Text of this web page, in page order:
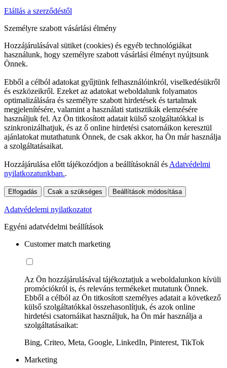
Elállás a szerződéstől
Személyre szabott vásárlási élmény
Hozzájárulásával sütiket (cookies) és egyéb technológiákat
használunk, hogy személyre szabott vásárlási élményt nyújtsunk
Önnek.
Ebből a célból adatokat gyűjtünk felhasználóinkról, viselkedésükről
és eszközeikről. Ezeket az adatokat weboldalunk folyamatos
optimalizálására és személyre szabott hirdetések és tartalmak
megjelenítésére, valamint a használati statisztikák elemzésére
használjuk fel. Az Ön titkosított adatait külső szolgáltatókkal is
szinkronizálhatjuk, és az ő online hirdetési csatornáikon keresztül
ajánlatokat mutathatunk Önnek, de csak akkor, ha Ön már használja
a szolgáltatásaikat.
Hozzájárulása előtt tájékozódjon a beállításoknál és Adatvédelmi
nyilatkozatunkban..
Elfogadás Csak a szükséges Beállítások módosítása
Adatvédelemi nyilatkozatot
Egyéni adatvédelmi beállítások
Customer match marketing
Az Ön hozzájárulásával tájékoztatjuk a weboldalunkon kívüli
promóciókról is, és releváns termékeket mutatunk Önnek.
Ebből a célból az Ön titkosított személyes adatait a következő
külső szolgáltatókkal összehasonlítjuk, és azok online
hirdetési csatornáikat használjuk, ha Ön már használja a
szolgáltatásaikat:
Bing, Criteo, Meta, Google, LinkedIn, Pinterest, TikTok
Marketing